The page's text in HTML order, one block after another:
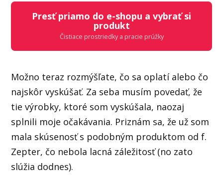
Presť priamo do e-shopu a vybrať si
produkt
Čistiace prostriedky a pracie prúžky
Možno teraz rozmýšľate, čo sa oplatí alebo čo
najskôr vyskúšať. Za seba musím povedať, že
tie výrobky, ktoré som vyskúšala, naozaj
splnili moje očakávania. Priznám sa, že už som
mala skúsenosť s podobným produktom od f.
Zepter, čo nebola lacná záležitosť (no zato
slúžia dodnes).